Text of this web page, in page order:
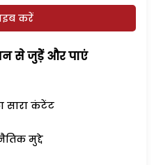
करें
से जुड़ेें और पाएं
सारा कंटेंट
मुद्दे